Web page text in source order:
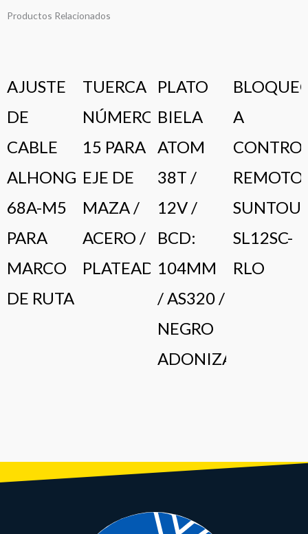
S/ 25.00.
Productos Relacionados
AJUSTE
DE
CABLE
ALHONGA
68A-M5
PARA
MARCO
DE RUTA
TUERCA
NÚMERO
15 PARA
EJE DE
MAZA /
ACERO /
PLATEADO
PLATO
BIELA
ATOM
38T /
12V /
BCD:
104MM
/ AS320 /
NEGRO
ADONIZADO
A
REMOTO
SL12SC-
RLO